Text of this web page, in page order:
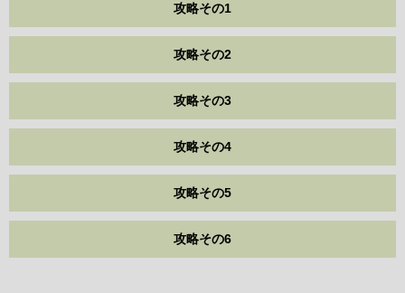
攻略その1
攻略その2
攻略その3
攻略その4
攻略その5
攻略その6